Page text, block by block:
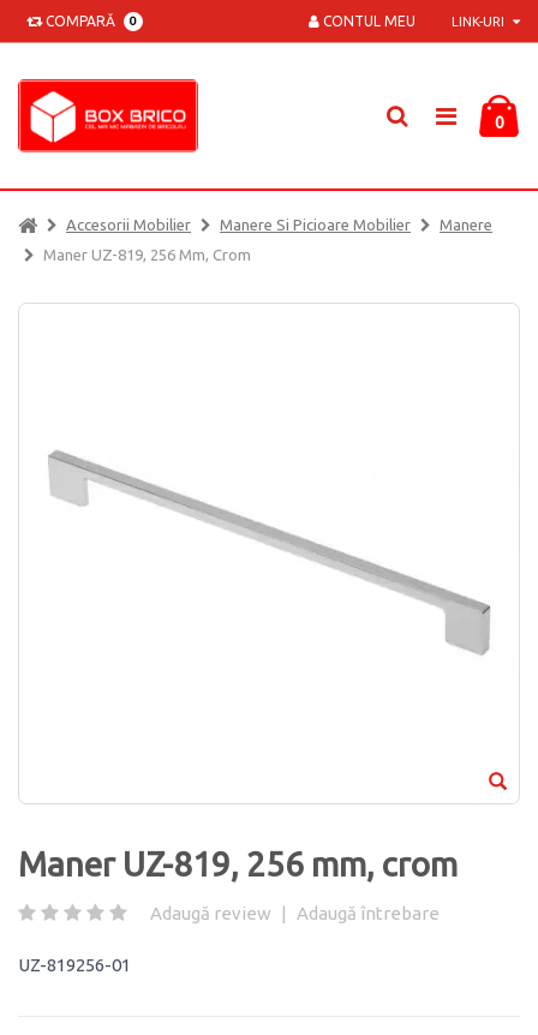
COMPARĂ 0 LINK-URI
CONTUL MEU
0
Accesorii Mobilier Manere Si Picioare Mobilier
Manere
Maner UZ-819, 256 Mm, Crom
Maner UZ-819, 256 mm, crom
Adaugă review | Adaugă întrebare
UZ-819256-01